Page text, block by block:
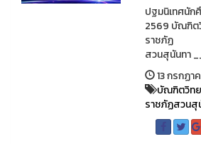
ปฐมนิเทศนัก
2569 บัณฑิต
ราชภัฏ
สวนสุนันทา
13 กรกฏา
บัณฑิตวิท
ราชภัฏสวนสุ